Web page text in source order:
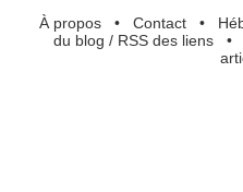
À propos• Contact•
du blog / RSS des liens•